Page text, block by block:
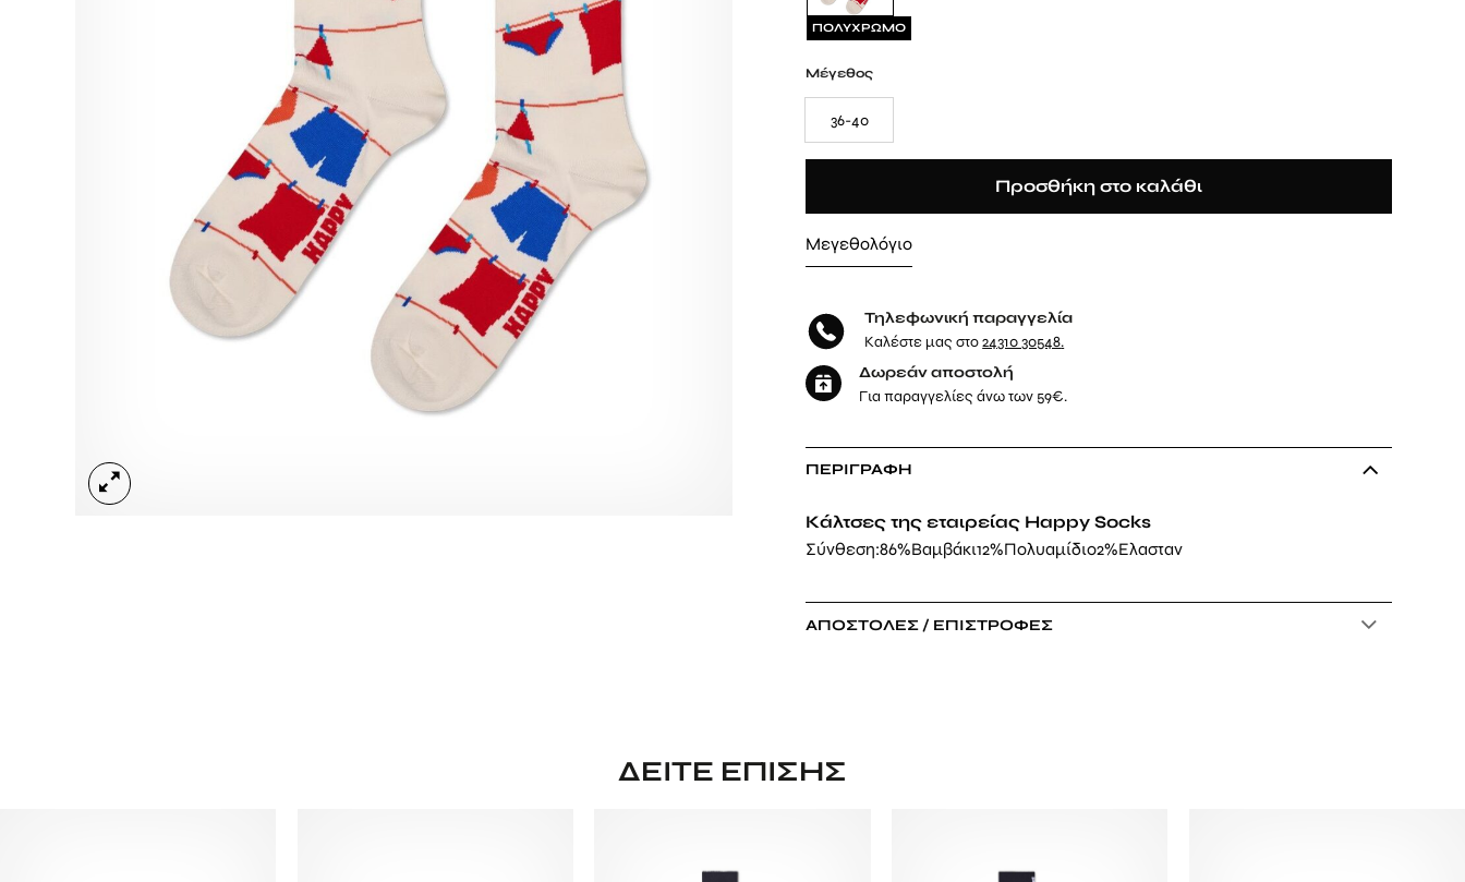
ΠΟΛΥΧΡΩΜΟ
Μέγεθος
36-40
Προσθήκη στο καλάθι
Μεγεθολόγιο
Τηλεφωνική παραγγελία
Καλέστε μας στο24310 30548.
Δωρεάν αποστολή
Για παραγγελίες άνω των 59€.
ΠΕΡΙΓΡΑΦΉ
Κάλτσες της εταιρείας Happy Socks
Σύνθεση:86%Βαμβάκι12%Πολυαμίδιο2%Ελασταν
ΑΠΟΣΤΟΛΈΣ / ΕΠΙΣΤΡΟΦΈΣ
ΔΕΊΤΕ ΕΠΊΣΗΣ